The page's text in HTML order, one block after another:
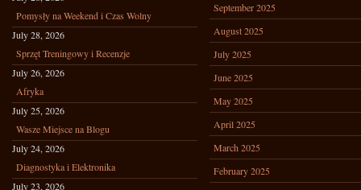
Pomysły na Weekend i Czas Wolny
July 28, 2026
Sprzęt Treningowy i Recenzje
July 26, 2026
Afryka
July 25, 2026
Wasze Miejsce na Blogu
July 24, 2026
Diagnostyka i Elektronika
July 23, 2026
September 2025
August 2025
July 2025
June 2025
May 2025
April 2025
March 2025
February 2025